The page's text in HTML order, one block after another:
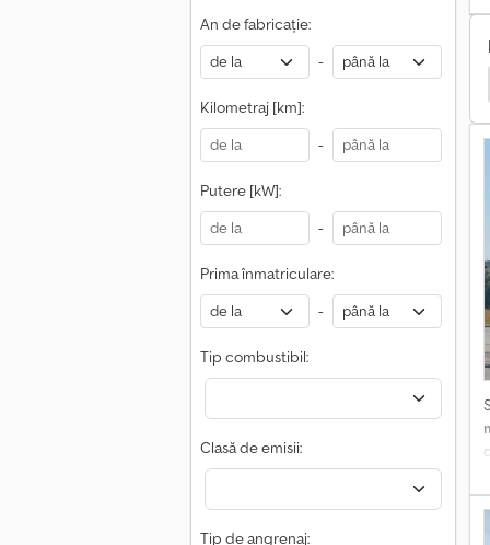
An de fabricație:
-
Kilometraj [km]:
-
Putere [kW]:
-
Prima înmatriculare:
-
Tip combustibil:
Clasă de emisii:
Tip de angrenaj:
Ford Dubă Cu Cutie Fiat Dubă Cu Cutie